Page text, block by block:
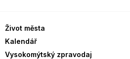
Život města
Kalendář
Vysokomýtský zpravodaj